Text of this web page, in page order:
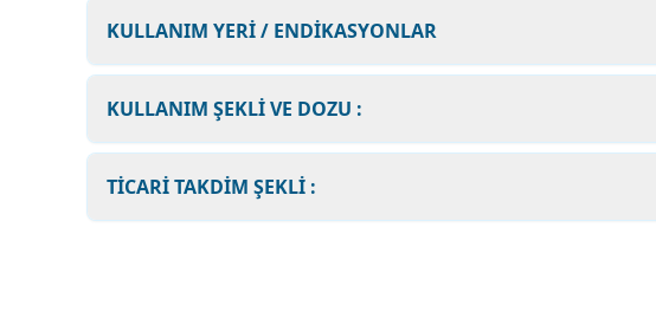
KULLANIM YERİ / ENDİKASYONLAR
KULLANIM ŞEKLİ VE DOZU :
TİCARİ TAKDİM ŞEKLİ :